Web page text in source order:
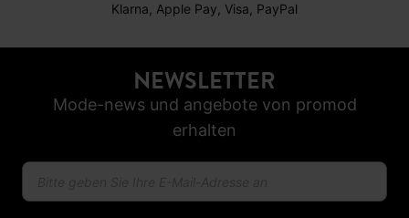
Klarna, Apple Pay, Visa, PayPal
NEWSLETTER
Mode-news und angebote von promod
erhalten